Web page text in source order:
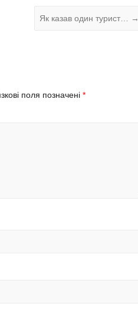
Як казав один турист… →
поля позначені *